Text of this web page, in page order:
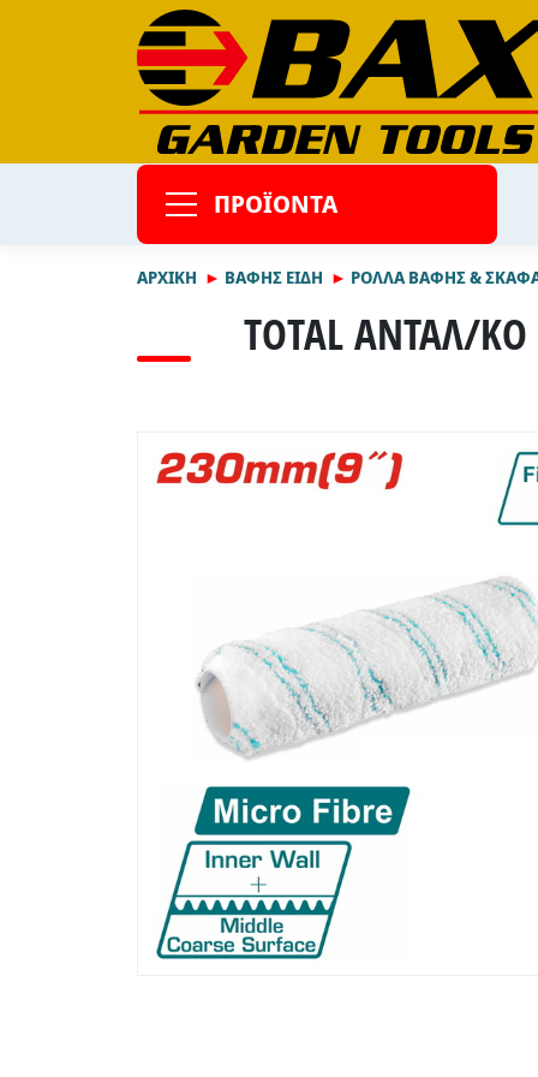
ΠΡΟΪΟΝΤΑ
ΑΡΧΙΚΉ ΒΑΦΗΣ ΕΙΔΗ ΡΟΛΛΑ ΒΑΦΗΣ &
TOTAL ΑΝΤΑΛ/